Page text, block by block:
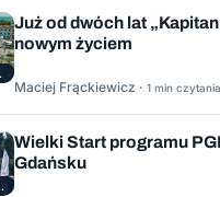
Już od dwóch lat
nowym życiem
Maciej Frąckiewicz · 1 min czytania
Wielki Start programu
Gdańsku